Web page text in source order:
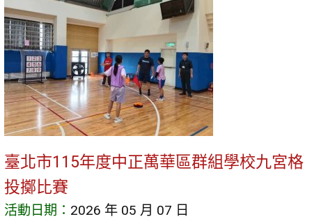
臺北市115年度中正萬華區群組學校九宮格
投擲比賽
活動日期： 2026 年 05 月 07 日